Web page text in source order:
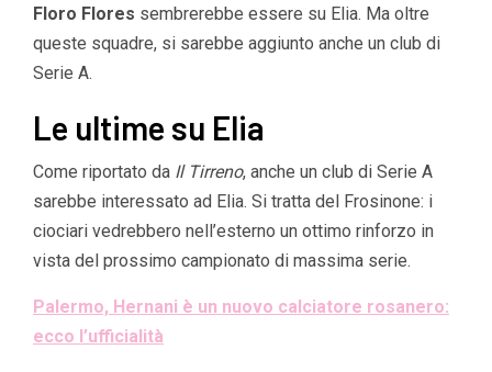
Floro Flores sembrerebbe essere su Elia. Ma oltre
queste squadre, si sarebbe aggiunto anche un club di
Serie A.
Le ultime su Elia
Come riportato da Il Tirreno, anche un club di Serie A
sarebbe interessato ad Elia. Si tratta del Frosinone: i
ciociari vedrebbero nell’esterno un ottimo rinforzo in
vista del prossimo campionato di massima serie.
Palermo, Hernani è un nuovo calciatore rosanero:
ecco l’ufficialità